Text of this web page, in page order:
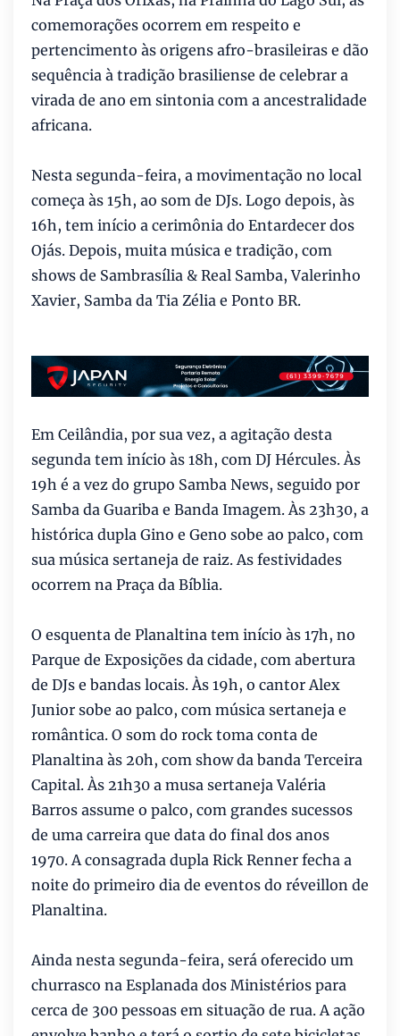
comemorações ocorrem em respeito e
pertencimento às origens afro-brasileiras e dão
sequência à tradição brasiliense de celebrar a
virada de ano em sintonia com a ancestralidade
africana.
Nesta segunda-feira, a movimentação no local
começa às 15h, ao som de DJs. Logo depois, às
16h, tem início a cerimônia do Entardecer dos
Ojás. Depois, muita música e tradição, com
shows de Sambrasília & Real Samba, Valerinho
Xavier, Samba da Tia Zélia e Ponto BR.
Em Ceilândia, por sua vez, a agitação desta
segunda tem início às 18h, com DJ Hércules. Às
19h é a vez do grupo Samba News, seguido por
Samba da Guariba e Banda Imagem. Às 23h30, a
histórica dupla Gino e Geno sobe ao palco, com
sua música sertaneja de raiz. As festividades
ocorrem na Praça da Bíblia.
O esquenta de Planaltina tem início às 17h, no
Parque de Exposições da cidade, com abertura
de DJs e bandas locais. Às 19h, o cantor Alex
Junior sobe ao palco, com música sertaneja e
romântica. O som do rock toma conta de
Planaltina às 20h, com show da banda Terceira
Capital. Às 21h30 a musa sertaneja Valéria
Barros assume o palco, com grandes sucessos
de uma carreira que data do final dos anos
1970. A consagrada dupla Rick Renner fecha a
noite do primeiro dia de eventos do réveillon de
Planaltina.
Ainda nesta segunda-feira, será oferecido um
churrasco na Esplanada dos Ministérios para
cerca de 300 pessoas em situação de rua. A ação